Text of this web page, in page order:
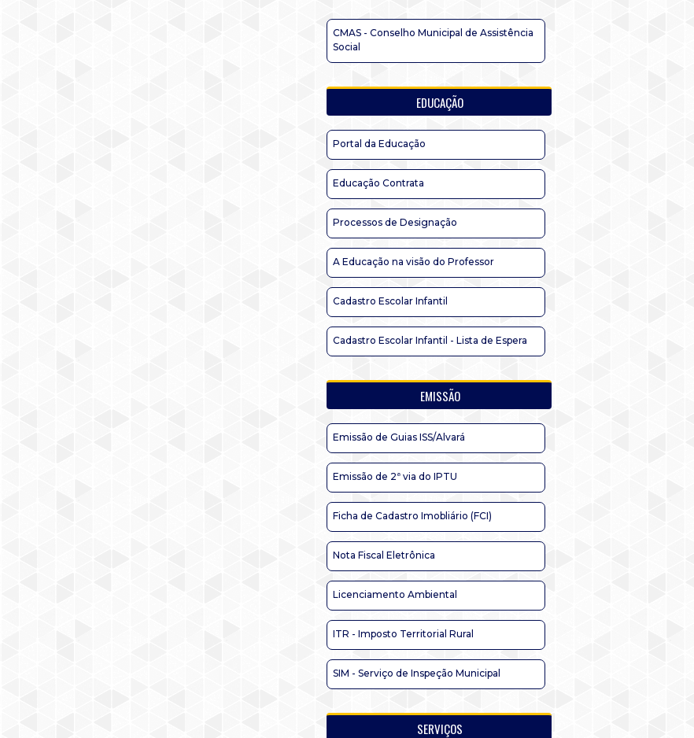
CMAS - Conselho Municipal de Assistência
Social
EDUCAÇÃO
Portal da Educação
Educação Contrata
Processos de Designação
A Educação na visão do Professor
Cadastro Escolar Infantil
Cadastro Escolar Infantil - Lista de Espera
EMISSÃO
Emissão de Guias ISS/Alvará
Emissão de 2ª via do IPTU
Ficha de Cadastro Imobliário (FCI)
Nota Fiscal Eletrônica
Licenciamento Ambiental
ITR - Imposto Territorial Rural
SIM - Serviço de Inspeção Municipal
SERVIÇOS